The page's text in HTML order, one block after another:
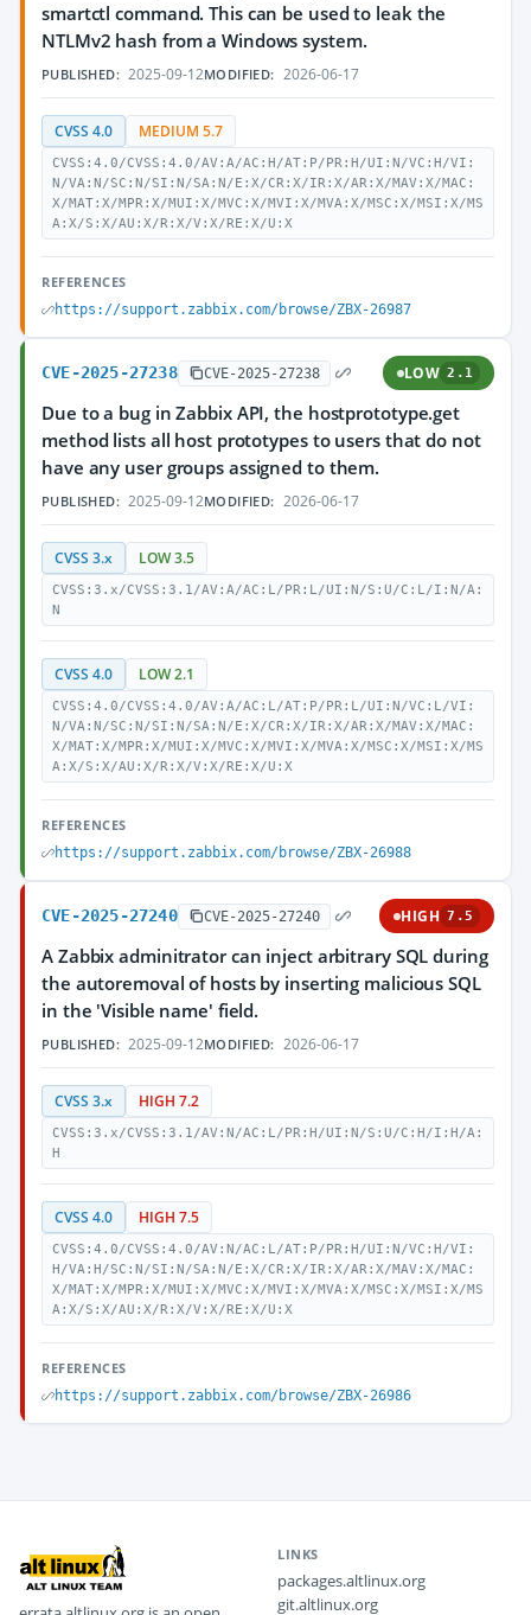
smartctl command. This can be used to leak the
NTLMv2 hash from a Windows system.
PUBLISHED: 2025-09-12MODIFIED: 2026-06-17
CVSS 4.0 MEDIUM 5.7
CVSS:4.0/CVSS:4.0/AV:A/AC:H/AT:P/PR:H/UI:N/VC:H/VI:
N/VA:N/SC:N/SI:N/SA:N/E:X/CR:X/IR:X/AR:X/MAV:X/MAC:
X/MAT:X/MPR:X/MUI:X/MVC:X/MVI:X/MVA:X/MSC:X/MSI:X/MS
A:X/S:X/AU:X/R:X/V:X/RE:X/U:X
REFERENCES
https://support.zabbix.com/browse/ZBX-26987
CVE-2025-27238 CVE-2025-27238 LOW 2.1
Due to a bug in Zabbix API, the hostprototype.get
method lists all host prototypes to users that do not
have any user groups assigned to them.
PUBLISHED: 2025-09-12MODIFIED: 2026-06-17
CVSS 3.x LOW 3.5
CVSS:3.x/CVSS:3.1/AV:A/AC:L/PR:L/UI:N/S:U/C:L/I:N/A:
N
CVSS 4.0 LOW 2.1
CVSS:4.0/CVSS:4.0/AV:A/AC:L/AT:P/PR:L/UI:N/VC:L/VI:
N/VA:N/SC:N/SI:N/SA:N/E:X/CR:X/IR:X/AR:X/MAV:X/MAC:
X/MAT:X/MPR:X/MUI:X/MVC:X/MVI:X/MVA:X/MSC:X/MSI:X/MS
A:X/S:X/AU:X/R:X/V:X/RE:X/U:X
REFERENCES
https://support.zabbix.com/browse/ZBX-26988
CVE-2025-27240 CVE-2025-27240 HIGH 7.5
A Zabbix adminitrator can inject arbitrary SQL during
the autoremoval of hosts by inserting malicious SQL
in the 'Visible name' field.
PUBLISHED: 2025-09-12MODIFIED: 2026-06-17
CVSS 3.x HIGH 7.2
CVSS:3.x/CVSS:3.1/AV:N/AC:L/PR:H/UI:N/S:U/C:H/I:H/A:
H
CVSS 4.0 HIGH 7.5
CVSS:4.0/CVSS:4.0/AV:N/AC:L/AT:P/PR:H/UI:N/VC:H/VI:
H/VA:H/SC:N/SI:N/SA:N/E:X/CR:X/IR:X/AR:X/MAV:X/MAC:
X/MAT:X/MPR:X/MUI:X/MVC:X/MVI:X/MVA:X/MSC:X/MSI:X/MS
A:X/S:X/AU:X/R:X/V:X/RE:X/U:X
REFERENCES
https://support.zabbix.com/browse/ZBX-26986
LINKS
packages.altlinux.org
git.altlinux.org